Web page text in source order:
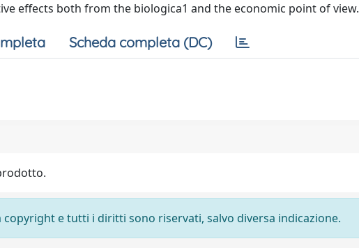
effects both from the biologica1 and the economic point of view.
Scheda completa (DC)
e tutti i diritti sono riservati, salvo diversa indicazione.